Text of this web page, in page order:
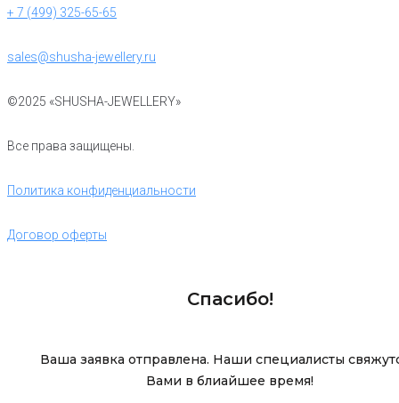
+ 7 (499) 325-65-65
sales@shusha-jewellery.ru
©2025 «SHUSHA-JEWELLERY»
Все права защищены.
Политика конфиденциальности
Договор оферты
Спасибо!
Ваша заявка отправлена. Наши специалисты
Вами в блиайшее время!